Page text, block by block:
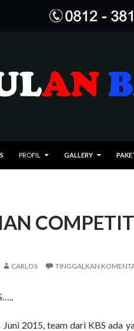
PROFIL GALLERY
CARLOS TINGGALKAN
Juni 2015, team dari KBS ada